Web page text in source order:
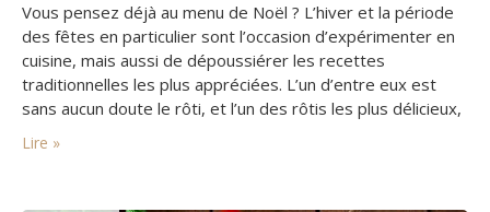
Vous pensez déjà au menu de Noël ? L’hiver et la période
des fêtes en particulier sont l’occasion d’expérimenter en
cuisine, mais aussi de dépoussiérer les recettes
traditionnelles les plus appréciées. L’un d’entre eux est
sans aucun doute le rôti, et l’un des rôtis les plus délicieux,
préféré des jeunes et des moins jeunes, est le rôti farci.
Lire »